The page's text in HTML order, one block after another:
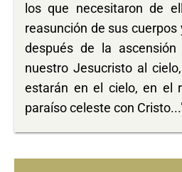
los que necesitaron de
reasunción de sus cuerpos
después de la ascensión
nuestro Jesucristo al
estarán en el cielo, en el
paraíso celeste con